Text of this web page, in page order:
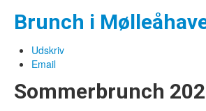
Brunch i
Udskriv
Email
Sommerbrunch